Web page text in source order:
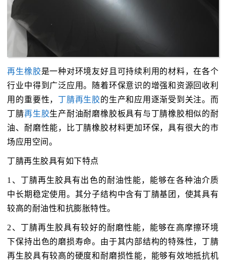
再生橡胶是一种对环境友好且可持续利用的材料，在各个
行业中得到广泛应用。随着环保意识的增强和资源回收利
用的重要性， 丁腈再生胶的生产和应用逐渐受到关注。而
丁腈再生胶生产耐油耐磨橡胶板具有与丁腈橡胶相似的耐
油、耐磨性能，比丁腈橡胶材料更加环保，具有很大的市
场应用空间。
丁腈再生胶具有如下特点
1、丁腈再生胶具有出色的耐油性能，能够在各种油介质
中长期稳定使用。其分子结构中含有丁腈基团，使其具有
较高的耐油性和抗膨胀特性。
2、丁腈再生胶具有较好的耐磨性能，能够在高摩擦环境
下保持出色的磨损寿命。由于其内部结构的特殊性，丁腈
再生胶具有较高的硬度和耐磨损性能，能够有效地抵抗机